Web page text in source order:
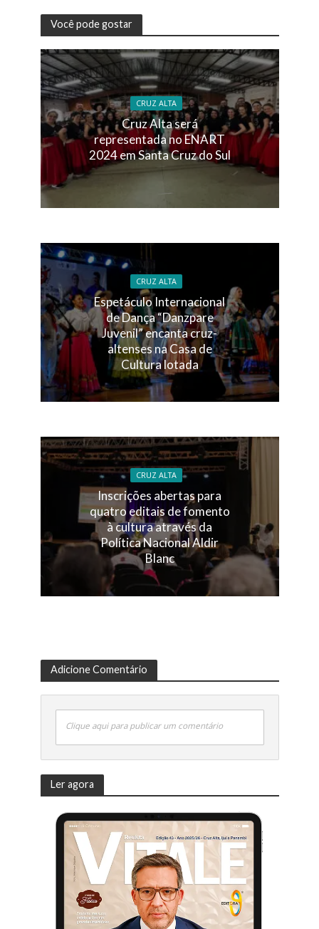
Você pode gostar
CRUZ ALTA
Cruz Alta será
representada no ENART
2024 em Santa Cruz do Sul
CRUZ ALTA
Espetáculo Internacional
de Dança “Danzpare
Juvenil” encanta cruz-
altenses na Casa de
Cultura lotada
CRUZ ALTA
Inscrições abertas para
quatro editais de fomento
à cultura através da
Política Nacional Aldir
Blanc
Adicione Comentário
Clique aqui para publicar um comentário
Ler agora